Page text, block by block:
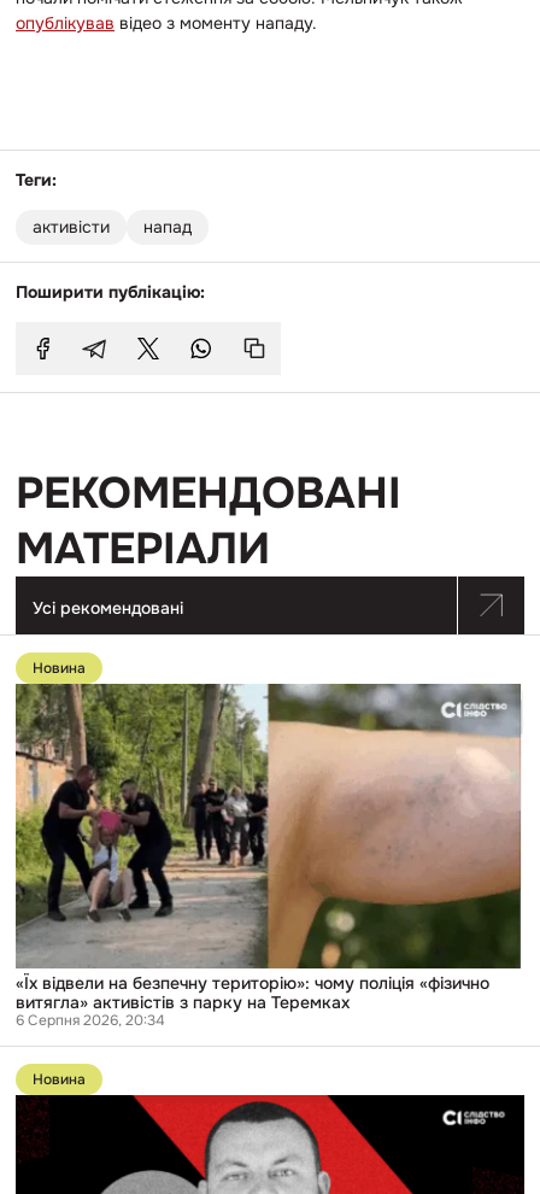
опублікував відео з моменту нападу.
Теги:
активісти напад
Поширити публікацію:
РЕКОМЕНДОВАНІ
МАТЕРІАЛИ
Усі рекомендовані
Перейти
до
публікації
«Їх
відвели
на
безпечну
територію»:
чому
поліція
«фізично
витягла»
активістів
парку
на
Теремках
Новина
«Їх відвели на безпечну територію»: чому поліція «фізично
витягла» активістів з парку на Теремках
6 Серпня 2026, 20:34
Перейти
до
публікації
Правоохоронці
досі
не
заблокували
Новина